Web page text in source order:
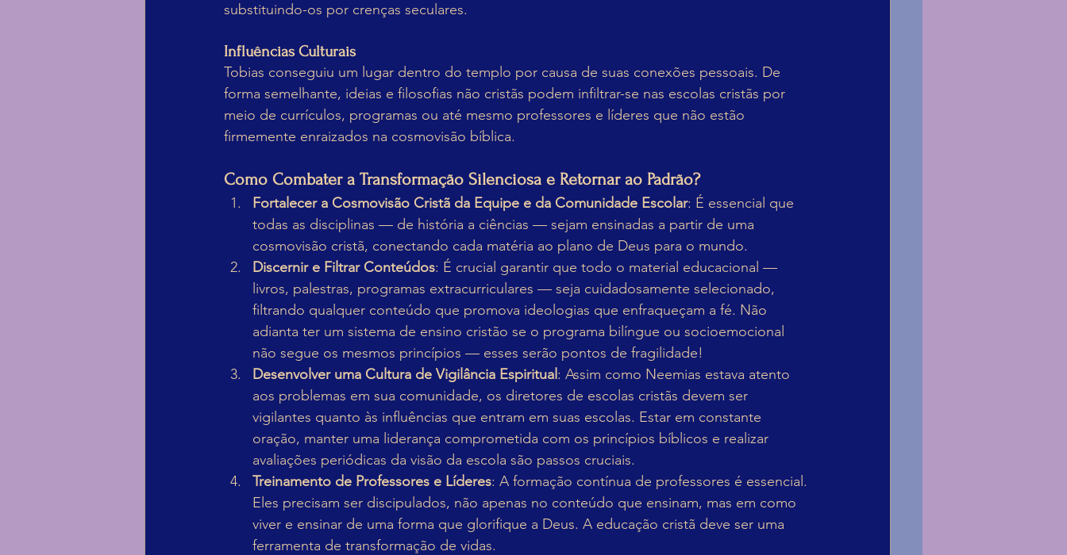
substituindo-os por crenças seculares.
Influências Culturais
Tobias conseguiu um lugar dentro do templo por causa de suas conexões pessoais. De
forma semelhante, ideias e filosofias não cristãs podem infiltrar-se nas escolas cristãs por
meio de currículos, programas ou até mesmo professores e líderes que não estão
firmemente enraizados na cosmovisão bíblica.
Como Combater a Transformação Silenciosa e Retornar ao Padrão?
Fortalecer a Cosmovisão Cristã da Equipe e da Comunidade Escolar: É essencial que
todas as disciplinas — de história a ciências — sejam ensinadas a partir de uma
cosmovisão cristã, conectando cada matéria ao plano de Deus para o mundo.
Discernir e Filtrar Conteúdos: É crucial garantir que todo o material educacional —
livros, palestras, programas extracurriculares — seja cuidadosamente selecionado,
filtrando qualquer conteúdo que promova ideologias que enfraqueçam a fé. Não
adianta ter um sistema de ensino cristão se o programa bilíngue ou socioemocional
não segue os mesmos princípios — esses serão pontos de fragilidade!
Desenvolver uma Cultura de Vigilância Espiritual : Assim como Neemias estava atento
aos problemas em sua comunidade, os diretores de escolas cristãs devem ser
vigilantes quanto às influências que entram em suas escolas. Estar em constante
oração, manter uma liderança comprometida com os princípios bíblicos e realizar
avaliações periódicas da visão da escola são passos cruciais.
Treinamento de Professores e Líderes: A formação contínua de professores é essencial.
Eles precisam ser discipulados, não apenas no conteúdo que ensinam, mas em como
viver e ensinar de uma forma que glorifique a Deus. A educação cristã deve ser uma
ferramenta de transformação de vidas.